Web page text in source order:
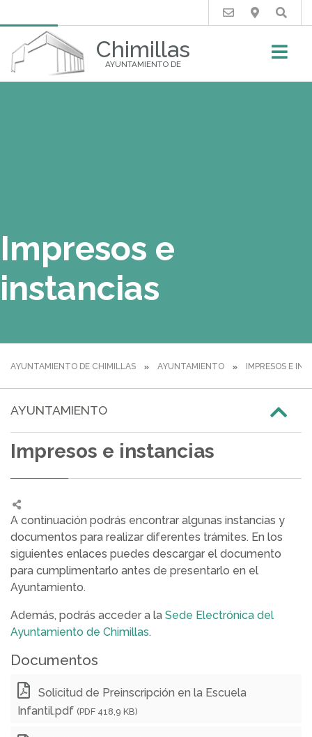
Chimillas
AYUNTAMIENTO DE
Buscar
Impresos e
instancias
AYUNTAMIENTO DE CHIMILLAS AYUNTAMIENTO IMPRESOS E
AYUNTAMIENTO
Impresos e instancias
A continuación podrás encontrar algunas instancias y
documentos para realizar diferentes trámites. En los
siguientes enlaces puedes descargar el documento
para cumplimentarlo antes de presentarlo en el
Ayuntamiento.
Además, podrás acceder a la Sede Electrónica del
Ayuntamiento de Chimillas.
Documentos
Solicitud de Preinscripción en la Escuela
Infantil.pdf (PDF 418,9 KB)